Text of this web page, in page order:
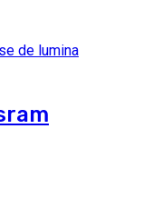
de lumina